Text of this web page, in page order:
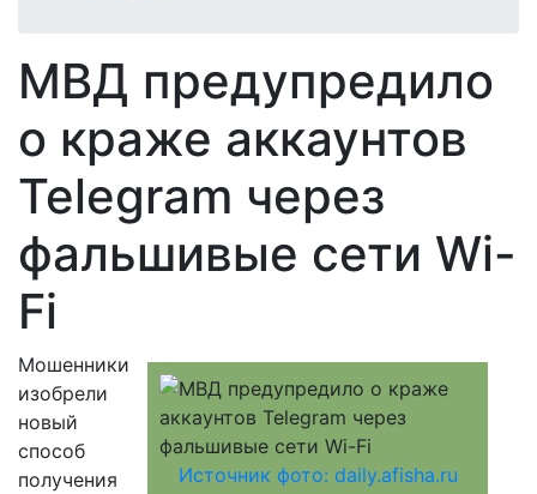
МВД предупредило
о краже аккаунтов
Telegram через
фальшивые сети Wi-
Fi
Источник фото: daily.afisha.ru
Мошенники
изобрели
новый
способ
получения